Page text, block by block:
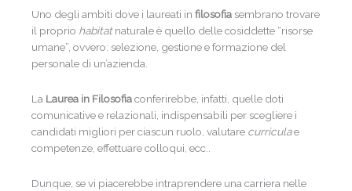
Uno degli ambiti dove i laureati in filosofia sembrano trovare
il proprio habitatnaturale è quello delle cosiddette “risorse
umane”, ovvero: selezione, gestione e formazione del
personale di un’azienda.
La Laurea in Filosofiaconferirebbe, infatti, quelle doti
comunicative e relazionali, indispensabili per scegliere i
candidati migliori per ciascun ruolo, valutare curriculae
competenze, effettuare colloqui, ecc..
Dunque, se vi piacerebbe intraprendere una carriera nelle